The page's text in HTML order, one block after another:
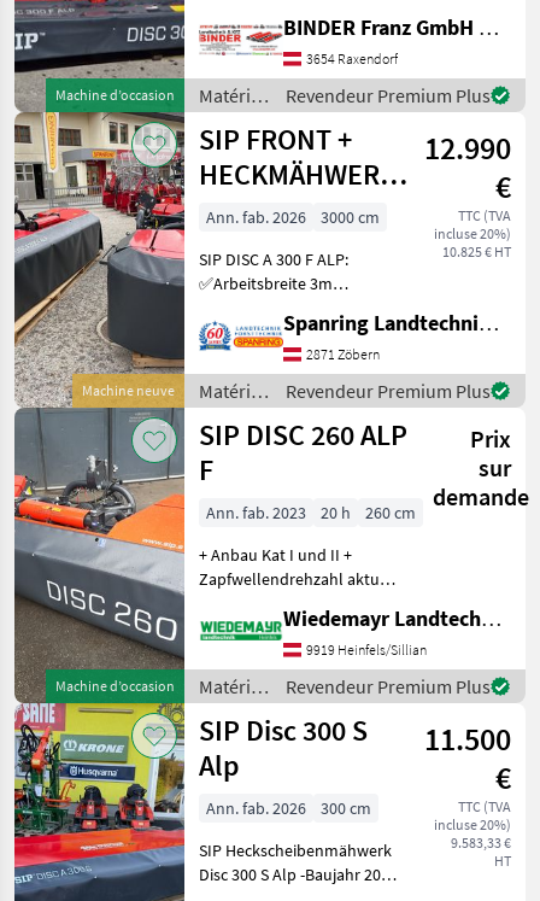
Machine d’occasion
✔️ in serienmäßiger
Ausführung ✔️ Lagerndes
Ausstellungsgerät Bj. 22 ist
ein ✔️ hochw
BINDER Franz GmbH & CoKG
3654 Raxendorf
Matériels
de
fenaison
/ SIP
Revendeur Premium Plus
Machine neuve
SIP FRONT +
HECKMÄHWERK
DISC
12.990
€
TTC (TVA
incluse 20%)
10.825 € HT
Ann. fab. 2026
3000 cm
SIP DISC A 300 F ALP:
✅Arbeitsbreite 3m
95m ✅495kg Gewicht ✅7
Mähscheiben mit 14
Mähklingen ✅40-70 mm
Schnitthöhe möglich ✅1,
20-2, 20m Sc
Spanring Landtechnik Gmbh
2871 Zöbern
Matériels
de
fenaison
/ SIP
Revendeur Premium Plus
Machine d’occasion
SIP DISC 260 ALP
F
Prix
sur
demande
Ann. fab. 2023 20 h
260 cm
+ Anbau Kat I und II +
Zapfwellendrehzahl aktuell
1/min + Federschutz
Anfahrsicherung +
Klingenschnellwechsler +
hochklappbare Steinschutz
Wiedemayr Landtechnik GmbH
9919 Heinfels/Sillian
Matériels
de
fenaison
/ SIP
Revendeur Premium Plus
SIP Disc 300 S
Alp
11.500
€
TTC (TVA
incluse 20%)
9.583,33 €
HT
Ann. fab. 2026
300 cm
SIP Heckscheibenmähwerk
Disc 300 S Alp -Baujahr 2026